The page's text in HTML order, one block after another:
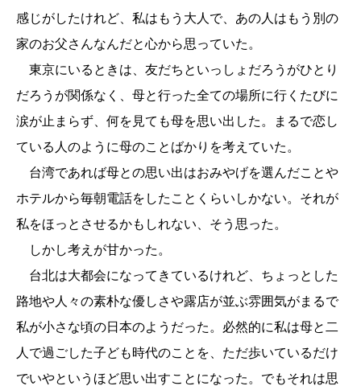
感じがしたけれど、私はもう大人で、あの人はもう別の
家のお父さんなんだと心から思っていた。
東京にいるときは、友だちといっしょだろうがひとり
だろうが関係なく、母と行った全ての場所に行くたびに
涙が止まらず、何を見ても母を思い出した。まるで恋し
ている人のように母のことばかりを考えていた。
台湾であれば母との思い出はおみやげを選んだことや
ホテルから毎朝電話をしたことくらいしかない。それが
私をほっとさせるかもしれない、そう思った。
しかし考えが甘かった。
台北は大都会になってきているけれど、ちょっとした
路地や人々の素朴な優しさや露店が並ぶ雰囲気がまるで
私が小さな頃の日本のようだった。必然的に私は母と二
人で過ごした子ども時代のことを、ただ歩いているだけ
でいやというほど思い出すことになった。でもそれは思